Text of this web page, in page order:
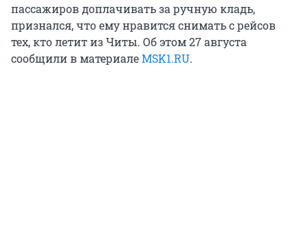
пассажиров доплачивать за ручную кладь,
признался, что ему нравится снимать с рейсов
тех, кто летит из Читы. Об этом 27 августа
сообщили в материалеMSK1.RU.